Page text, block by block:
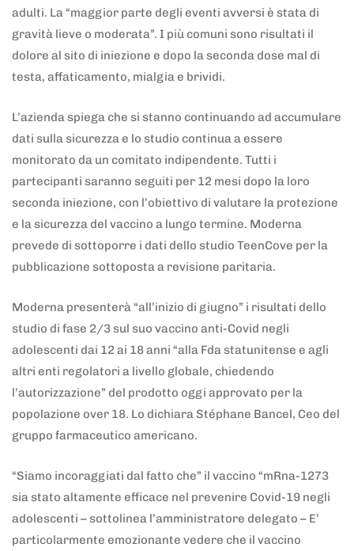
adulti. La “maggior parte degli eventi avversi è stata di
gravità lieve o moderata”. I più comuni sono risultati il
dolore al sito di iniezione e dopo la seconda dose mal di
testa, affaticamento, mialgia e brividi.
L’azienda spiega che si stanno continuando ad accumulare
dati sulla sicurezza e lo studio continua a essere
monitorato da un comitato indipendente. Tutti i
partecipanti saranno seguiti per 12 mesi dopo la loro
seconda iniezione, con l’obiettivo di valutare la protezione
e la sicurezza del vaccino a lungo termine. Moderna
prevede di sottoporre i dati dello studio TeenCove per la
pubblicazione sottoposta a revisione paritaria.
Moderna presenterà “all’inizio di giugno” i risultati dello
studio di fase 2/3 sul suo vaccino anti-Covid negli
adolescenti dai 12 ai 18 anni “alla Fda statunitense e agli
altri enti regolatori a livello globale, chiedendo
l’autorizzazione” del prodotto oggi approvato per la
popolazione over 18. Lo dichiara Stéphane Bancel, Ceo del
gruppo farmaceutico americano.
“Siamo incoraggiati dal fatto che” il vaccino “mRna-1273
sia stato altamente efficace nel prevenire Covid-19 negli
adolescenti – sottolinea l’amministratore delegato – E’
particolarmente emozionante vedere che il vaccino